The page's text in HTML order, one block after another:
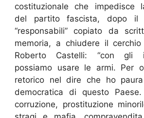
costituzionale che impedisce
del partito fascista, dopo il
“responsabili” copiato da
memoria, a chiudere il
Roberto Castelli: “con gli
possiamo usare le armi. Per
retorico nel dire che ho
democratica di questo
corruzione, prostituzione